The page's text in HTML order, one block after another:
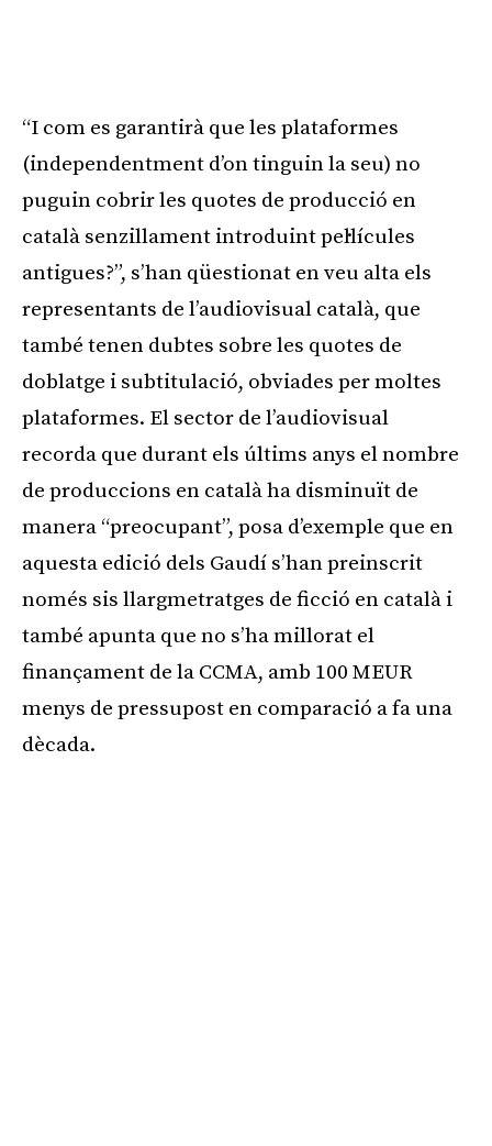
“I com es garantirà que les plataformes
(independentment d’on tinguin la seu) no
puguin cobrir les quotes de producció en
català senzillament introduint pel·lícules
antigues?”, s’han qüestionat en veu alta els
representants de l’audiovisual català, que
també tenen dubtes sobre les quotes de
doblatge i subtitulació, obviades per moltes
plataformes. El sector de l’audiovisual
recorda que durant els últims anys el nombre
de produccions en català ha disminuït de
manera “preocupant”, posa d’exemple que en
aquesta edició dels Gaudí s’han preinscrit
només sis llargmetratges de ficció en català i
també apunta que no s’ha millorat el
finançament de la CCMA, amb 100 MEUR
menys de pressupost en comparació a fa una
dècada.